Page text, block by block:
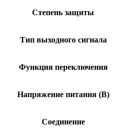
Степень защиты
Тип выходного сигнала
Функция переключения
Напряжение питания (В)
Соединение